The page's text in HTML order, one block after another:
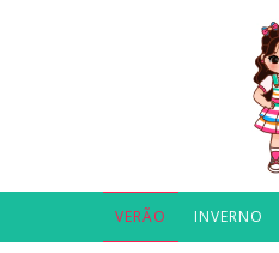
VERÃO INVERNO